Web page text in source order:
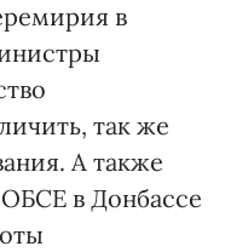
в
так же
А также
в Донбассе